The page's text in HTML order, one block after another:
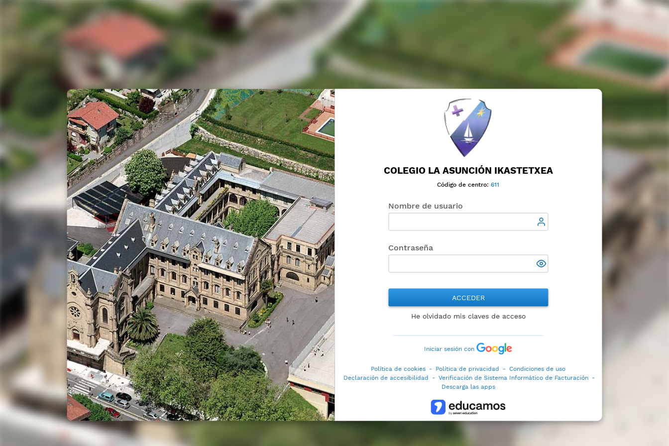
COLEGIO LA ASUNCIÓN IKASTETXEA
Código de centro:611
Nombre de usuario
Contraseña
ACCEDER
He olvidado mis claves de acceso
Iniciar sesión con
Política de cookies - Política de privacidad - Condiciones de uso
Declaración de accesibilidad
- Verificación de Sistema Informático de Facturación -
Descarga las apps